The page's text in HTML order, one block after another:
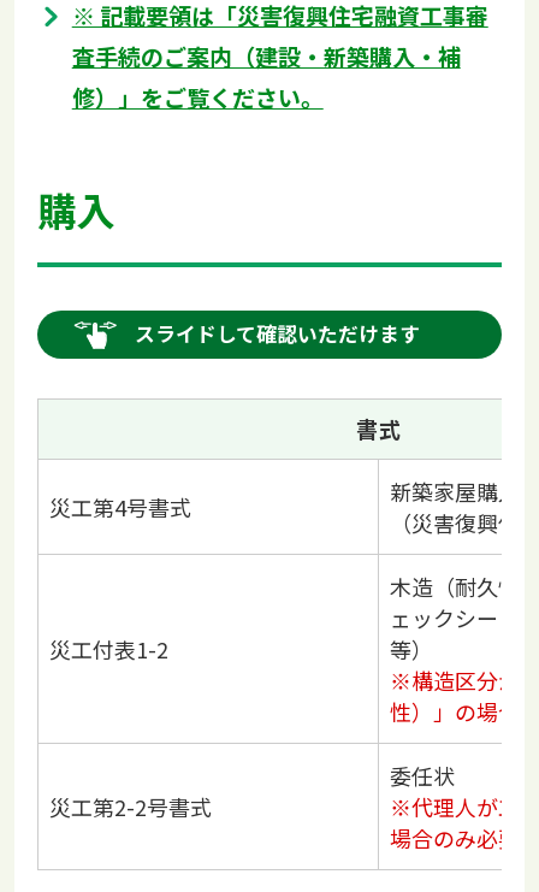
※ 記載要領は「災害復興住宅融資工事審
査手続のご案内（建設・新築購入・補
修）」をご覧ください。
購入
スライドして確認いただけます
書式
災工第4号書式
新築家屋購入
（災害復興住
災工付表1-2
木造（耐久性
ェックシート
等）
※構造区分が
性）」の場合
災工第2-2号書式
委任状
※代理人が工
場合のみ必要